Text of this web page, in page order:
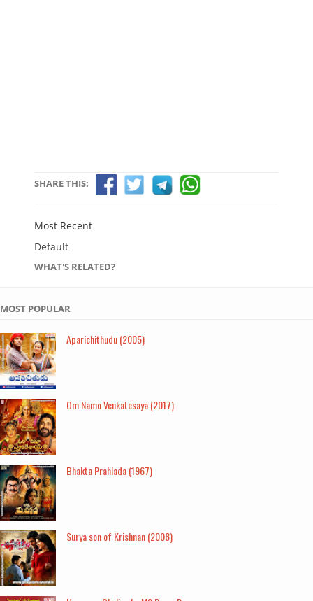
SHARE THIS:
Most Recent
Default
WHAT'S RELATED?
MOST POPULAR
Aparichithudu (2005)
Om Namo Venkatesaya (2017)
Bhakta Prahlada (1967)
Surya son of Krishnan (2008)